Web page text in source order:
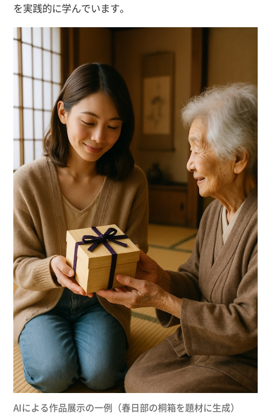
を実践的に学んでいます。
AIによる作品展示の一例（春日部の桐箱を題材に生成）